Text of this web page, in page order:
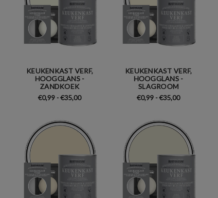
KEUKENKAST VERF,
HOOGGLANS -
ZANDKOEK
€0,99 - €35,00
KEUKENKAST VERF,
HOOGGLANS -
SLAGROOM
€0,99 - €35,00